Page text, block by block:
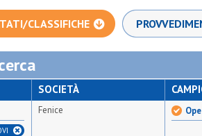
CLASSIFICHE
SOCIETÀ
Fenice